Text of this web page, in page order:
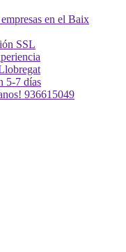
en el Baix
SSL
5-7 días
936615049